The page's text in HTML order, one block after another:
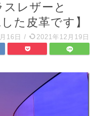
レザーと
た皮革です】
16日 / 2021年12月19日